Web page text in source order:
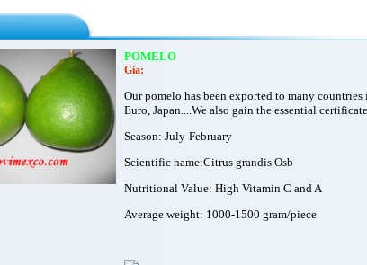
POMELO
Gia:
Our pomelo has been exported to many countries
Euro, Japan....We also gain the essential
Season: July-February
Scientific name:Citrus grandis Osb
Nutritional Value: High Vitamin C and A
Average weight: 1000-1500 gram/piece